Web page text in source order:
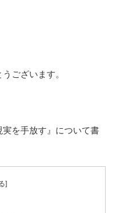
ございます。
を手放す』について書